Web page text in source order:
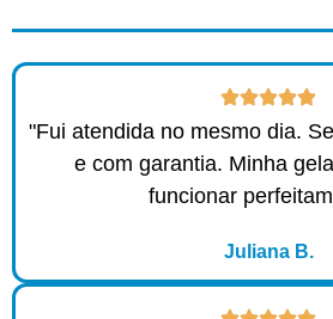
"Fui atendida no mesmo dia.
e com garantia. Minha
funcionar
Juliana B.